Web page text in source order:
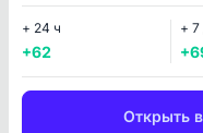
+ 24 ч
+62
+ 7
Открыть